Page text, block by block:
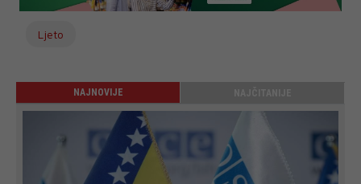
Ljeto
NAJNOVIJE